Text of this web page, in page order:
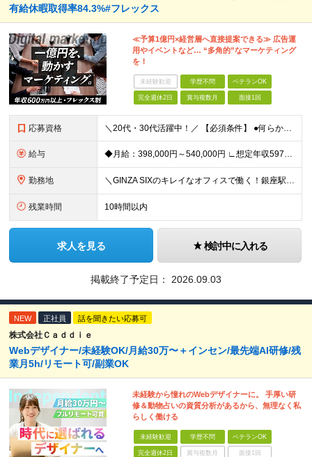
有給休暇取得率84.3%#フレックス
≪予算1億円×経営層へ直接提案できる≫ 広告運
用やイベントなど… “多角的”なマーケティング
を！
未経験歓迎 学歴不問 ベテランOK
完全週休2日 賞与複数月 面接1回
応募資格 ＼20代・30代活躍中！／ 【必須条件】 ●何らかのデジタルマーケティング実務経験（toB・toC不問） ※学歴不問 ≪こんな方にぴったりです！≫ ★MA/CRMツールの設計・運用実務経験（1年以上
給与 ◆月給：398,000円～540,000円 ∟想定年収597万円～810万円 ※経験・スキルにより、給与額を決定します ※上記月給には固定残業代（月20時間分/53,600円～72,800円）を含み
勤務地 ＼GINZA SIXのキレイなオフィスで働く！銀座駅・東銀座駅から徒歩1分／ ★東京都中央区銀座6-10-1 GINZA SIX 9F (変更の範囲)上記を除く当社関連勤務地
残業時間 10時間以内
求人を見る 検討中に入れる
掲載終了予定日： 2026.09.03
NEW 正社員 話を聞きたい応募可
株式会社Ｃａｄｄｉｅ
Webデザイナー/未経験OK/月給30万〜＋インセン/最先端AI研修/残
業月5h/リモート可/副業OK
未経験から憧れのWebデザイナーに。 手厚い研
修＆動物占いの資質分析があるから、無理なく私
らしく働ける
未経験歓迎 学歴不問 ベテランOK
完全週休2日 賞与複数月 面接1回